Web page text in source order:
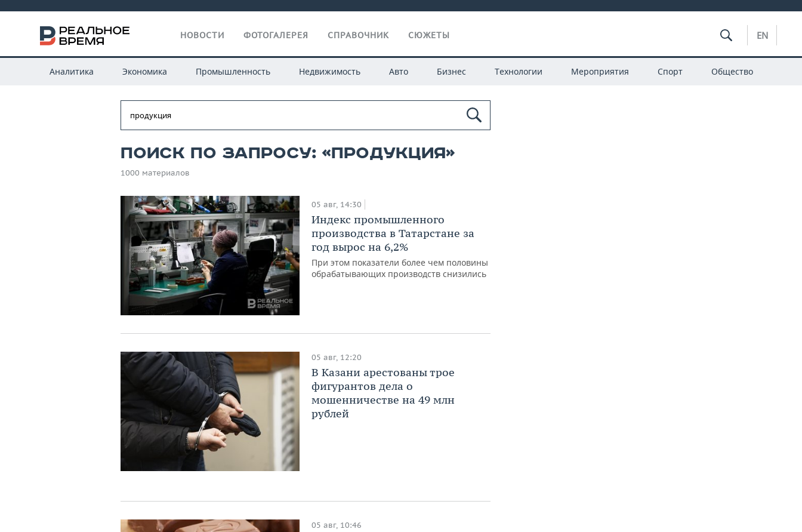
НОВОСТИ ФОТОГАЛЕРЕЯ СПРАВОЧНИК СЮЖЕТЫ EN
Аналитика Экономика Промышленность Недвижимость Авто Бизнес Технологии Мероприятия Спорт Общество
Поиск по запросу: «продукция»
1000 материалов
05 авг, 14:30
Индекс промышленного
производства в Татарстане за
год вырос на 6,2%
При этом показатели более чем половины
обрабатывающих производств снизились
05 авг, 12:20
В Казани арестованы трое
фигурантов дела о
мошенничестве на 49 млн
рублей
05 авг, 10:46